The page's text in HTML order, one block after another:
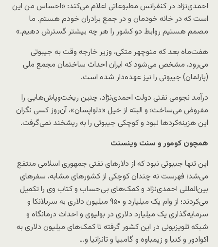
احمدی‌نژاد در کنفرانس مطبوعاتی اعلام می‌کند: «احساس من این
است که در خانه خودمان و در جمع برادران خودم هستم. ما
مصمم هستیم روابط دو کشور را هر چه بیشتر گسترش دهیم.»
هفت‌ماه بعد که منوچهر متکی، وزیر خارجه وقت به جیبوتی
می‌رود، مشخص می‌شود که ایران احداث ساختمان مجمع ملی
(پارلمان) جیبوتی را نیز عهده‌دار شده است.
درآمد نجومی نفتی دولت احمدی‌نژاد، چنین ریخت‌وپاش‌هایی را
مفروض می‌ساخت؛ و البته از خیل «دلواپسان»، آن‌روز کسی نگران
این هزینه‌کرد‌ها نبود و کوچکی جیبوتی را به ریشخند نمی‌گرفت.
همچون کومور و سنت وینسنت
این تنها جیبوتی نبود که از دلارهای نفتی جمهوری اسلامی منتفع
می‌شد؛ فهرست نه چندان کوچکی از کشورهای مشابه، سفرهای
بین‌المللی احمدی‌نژاد و کمک‌های بی‌حساب و کتاب وی را تکمیل
می‌کردند؛ از وام یک میلیارد و ۹۵۰ میلیون دلاری به سریلانکا و
سرمایه‌گذاری یک میلیارد دلاری در بولیوی و احداث درمانگاه و
شبکه تلویزیونی در این کشور گرفته تا کمک‌های میلیون دلاری به
اکوادور و کنیا و زیمباوه و گامبیا و تانزانیا و…